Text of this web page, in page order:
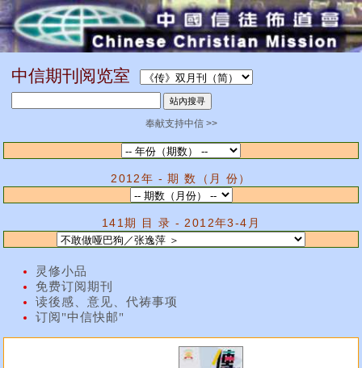
中信期刊阅览室
奉献支持中信 >>
2012年 - 期 数（月 份）
141期 目 录 - 2012年3-4月
灵修小品
免费订阅期刊
读後感、意见、代祷事项
订阅"中信快邮"